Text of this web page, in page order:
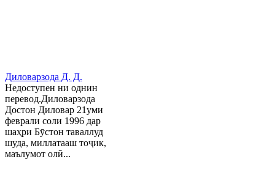
Диловарзода Д. Д.
Недоступен ни однин
перевод.Диловарзода
Достон Диловар 21уми
феврали соли 1996 дар
шаҳри Бӯстон таваллуд
шуда, миллатааш тоҷик,
маълумот олӣ...